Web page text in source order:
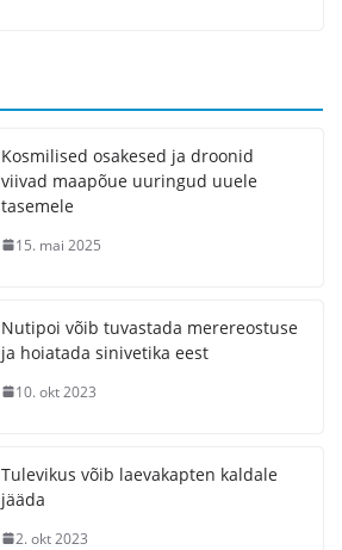
Kosmilised osakesed ja droonid
viivad maapõue uuringud uuele
tasemele
15. mai 2025
Nutipoi võib tuvastada merereostuse
ja hoiatada sinivetika eest
10. okt 2023
Tulevikus võib laevakapten kaldale
jääda
2. okt 2023